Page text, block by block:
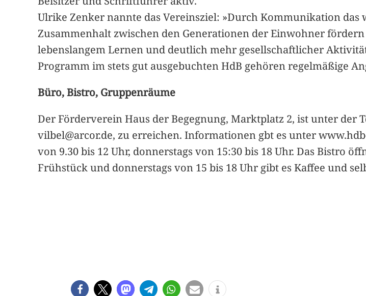
Ulrike Zenker nannte das Vereinsziel: »Durch Kommunikation
Zusammenhalt zwischen den Generationen der Einwohner
lebenslangem Lernen und deutlich mehr gesellschaftlicher
Programm im stets gut ausgebuchten HdB gehören regelmäßige
Büro, Bistro, Gruppenräume
Der Förderverein Haus der Begegnung, Marktplatz 2, ist unter der
vilbel@arcor.de, zu erreichen. Informationen gbt es unter
von 9.30 bis 12 Uhr, donnerstags von 15:30 bis 18 Uhr. Das Bistro
Frühstück und donnerstags von 15 bis 18 Uhr gibt es Kaffee und